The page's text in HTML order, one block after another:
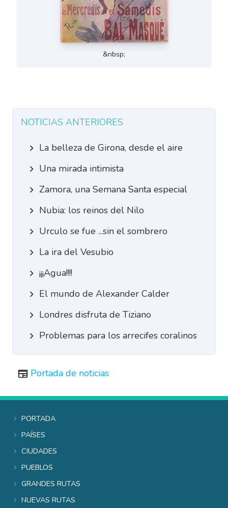
&nbsp;
NOTICIAS ANTERIORES
La belleza de Girona, desde el aire
Una mirada intimista
Zamora, una Semana Santa especial
Nubia: los reinos del Nilo
Urculo se fue ...sin el sombrero
La ira del Vesubio
¡¡¡Agua!!!!
El mundo de Alexander Calder
Londres disfruta de Tiziano
Problemas para los arrecifes coralinos
Portada de noticias
Portada
Países
Ciudades
Pueblos
Grandes rutas
Nuevas rutas